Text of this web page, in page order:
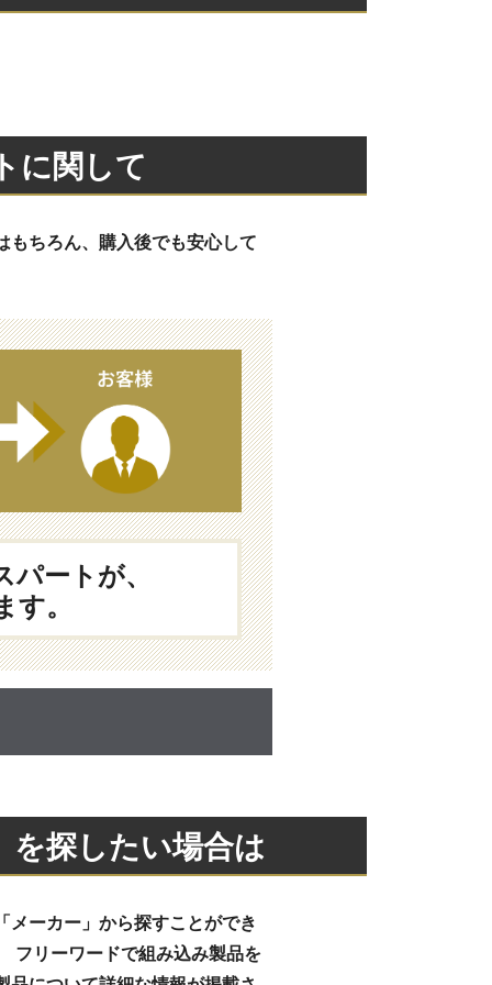
に関して
もちろん、購入後でも安心して
ートが、
。
探したい場合は
ーカー」から探すことができ
フリーワードで組み込み製品を